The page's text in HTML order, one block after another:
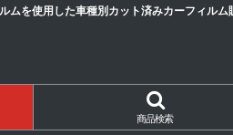
ムを使用した車種別カット済みカーフィル
商品検索